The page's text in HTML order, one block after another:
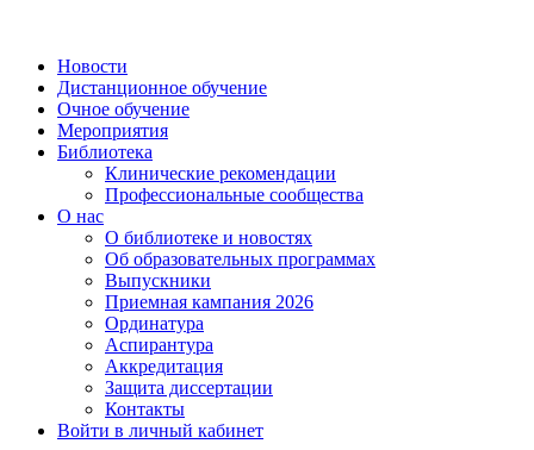
Новости
Дистанционное обучение
Очное обучение
Мероприятия
Библиотека
Клинические рекомендации
Профессиональные сообщества
О нас
О библиотеке и новостях
Об образовательных программах
Выпускники
Приемная кампания 2026
Ординатура
Аспирантура
Аккредитация
Защита диссертации
Контакты
Войти в личный кабинет